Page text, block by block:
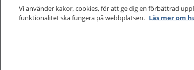
Vi använder kakor, cookies, för att ge dig en förbättrad
funktionalitet ska fungera på webbplatsen. Läs mer om